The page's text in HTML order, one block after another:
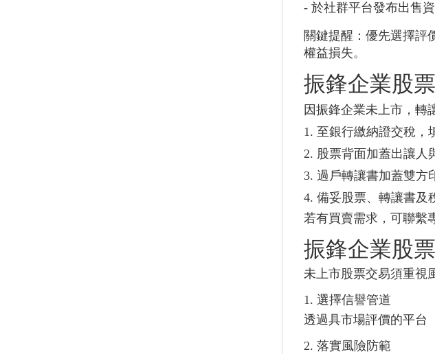
- 於社群平台發布出售資
關鍵提醒：優先選擇評
權益損失。
振鋒企業股
因振鋒企業未上市，轉
1. 至銀行繳納證交稅，
2. 股票背面加蓋出讓人
3. 過戶轉讓書加蓋雙方
4. 備妥股票、轉讓書及
若有買賣需求，可聯繫
振鋒企業股
未上市股票交易須重視
1. 選擇信譽管道
透過具市場評價的平台
2. 落實風險防範